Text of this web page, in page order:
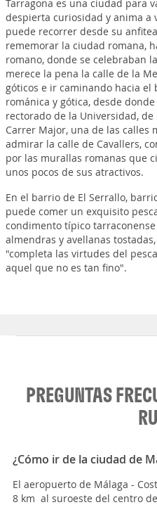
Tarragona es una ciudad para
despierta curiosidad y anima a
puede recorrer desde su
rememorar la ciudad romana,
romano, donde se celebraban
merece la pena la calle de la
góticos e ir caminando hacia
románica y gótica, desde
rectorado de la Universidad,
Carrer Major, una de las calles
admirar la calle de Cavallers,
por las murallas romanas que
unos pocos de sus atractivos.
En el barrio de El Serrallo,
puede comer un exquisito
condimento típico
almendras y avellanas
"completa las virtudes del
aquel que no es tan fino".
PREGUNTAS
¿Cómo ir de la ciudad de
El aeropuerto de Málaga -
8 km al suroeste del centro